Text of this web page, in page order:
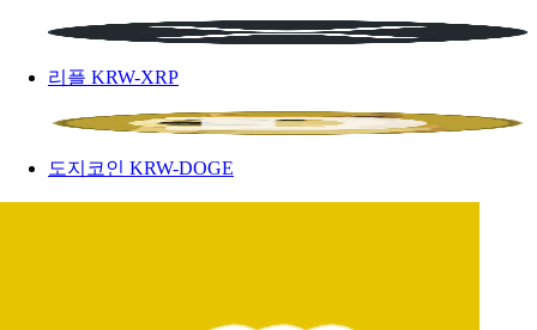
리플 KRW-XRP
도지코인 KRW-DOGE